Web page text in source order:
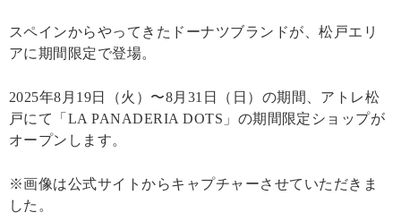
スペインからやってきたドーナツブランドが、松戸エリ
アに期間限定で登場。
2025年8月19日（火）〜8月31日（日）の期間、アトレ松
戸にて「LA PANADERIA DOTS」の期間限定ショップが
オープンします。
※画像は公式サイトからキャプチャーさせていただきま
した。